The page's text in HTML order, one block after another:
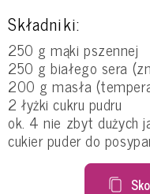
Składniki:
250 g mąki pszennej
250 g białego sera
200 g masła
2 łyżki cukru pudru
ok. 4 nie zbyt dużych
cukier puder do